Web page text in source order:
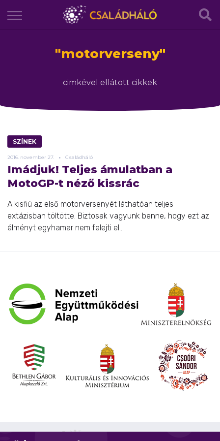
"motorverseny"
cimkével ellátott cikkek
SZÍNEK
2016. november 27. Családháló
Imádjuk! Teljes ámulatban a
MotoGP-t néző kissrác
A kisfiú az első motorversenyét láthatóan teljes
extázisban töltötte. Biztosak vagyunk benne, hogy ezt az
élményt egyhamar nem felejti el...